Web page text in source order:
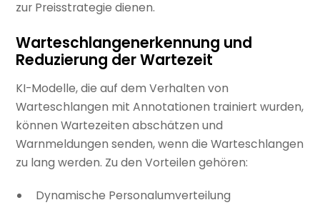
zur Preisstrategie dienen.
Warteschlangenerkennung und
Reduzierung der Wartezeit
KI-Modelle, die auf dem Verhalten von
Warteschlangen mit Annotationen trainiert wurden,
können Wartezeiten abschätzen und
Warnmeldungen senden, wenn die Warteschlangen
zu lang werden. Zu den Vorteilen gehören:
Dynamische Personalumverteilung